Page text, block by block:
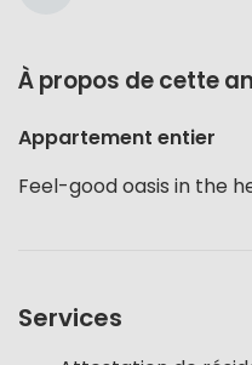
À propos de cette
Appartement entier
Feel-good oasis in the
Services